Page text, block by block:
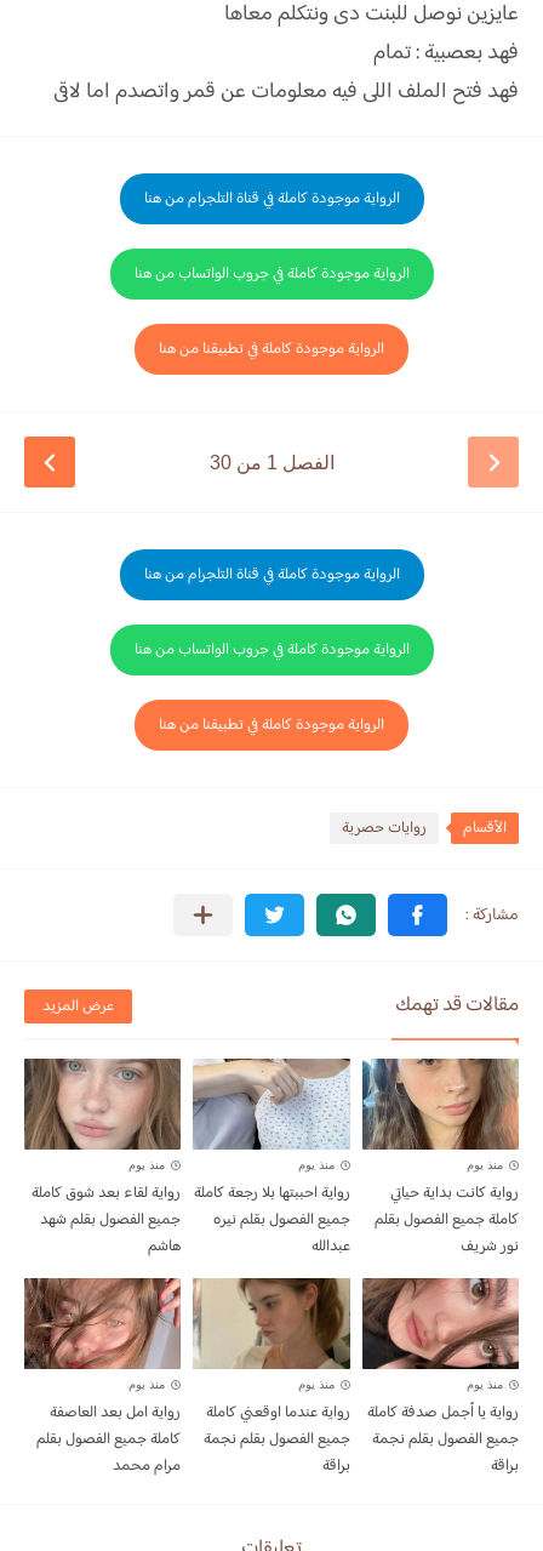
عايزين نوصل للبنت دى ونتكلم معاها
فهد بعصبية : تمام
فهد فتح الملف اللى فيه معلومات عن قمر واتصدم اما لاقى
الرواية موجودة كاملة في قناة التلجرام من هنا
الرواية موجودة كاملة في جروب الواتساب من هنا
الرواية موجودة كاملة في تطبيقنا من هنا
الفصل 1 من 30
الرواية موجودة كاملة في قناة التلجرام من هنا
الرواية موجودة كاملة في جروب الواتساب من هنا
الرواية موجودة كاملة في تطبيقنا من هنا
الأقسام روايات حصرية
مقالات قد تهمك عرض المزيد
منذ يوم
رواية كانت بداية حياتي
كاملة جميع الفصول بقلم
نور شريف
منذ يوم
رواية احببتها بلا رجعة كاملة
جميع الفصول بقلم نيره
عبدالله
منذ يوم
رواية لقاء بعد شوق كاملة
جميع الفصول بقلم شهد
هاشم
منذ يوم
رواية يا أجمل صدفة كاملة
جميع الفصول بقلم نجمة
براقة
منذ يوم
رواية عندما اوقعني كاملة
جميع الفصول بقلم نجمة
براقة
منذ يوم
رواية امل بعد العاصفة
كاملة جميع الفصول بقلم
مرام محمد